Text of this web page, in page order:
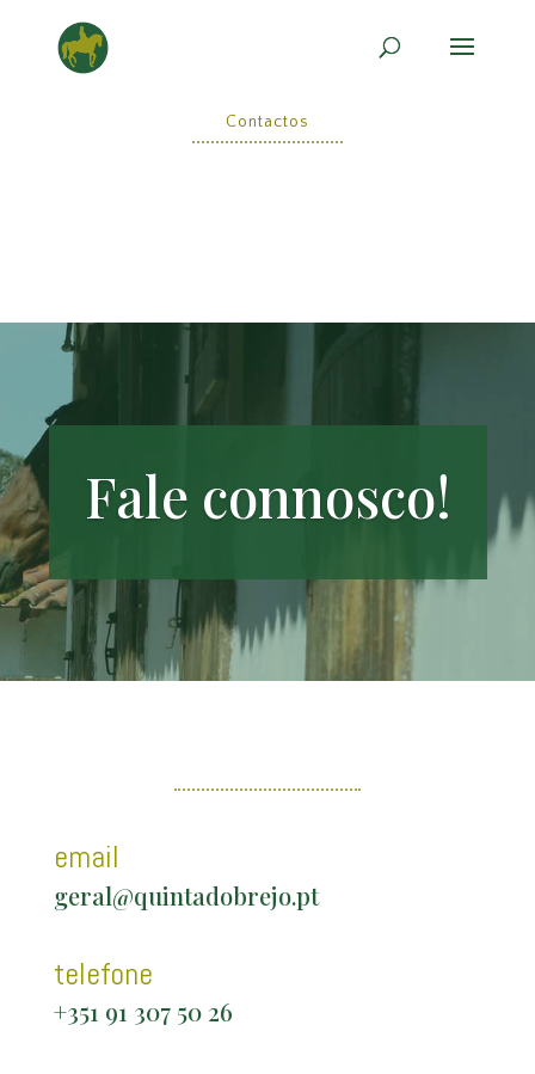
Contactos
Fale connosco!
email
geral@quintadobrejo.pt
telefone
+351 91 307 50 26